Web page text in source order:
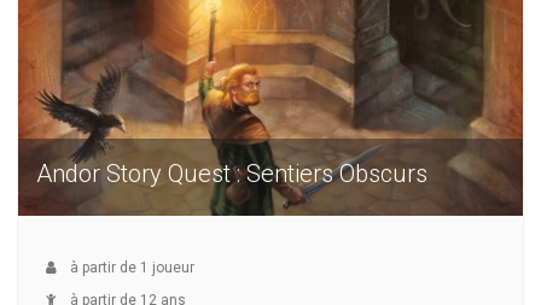
Andor Story Quest : Sentiers Obscurs
à partir de 1 joueur
à partir de 12 ans